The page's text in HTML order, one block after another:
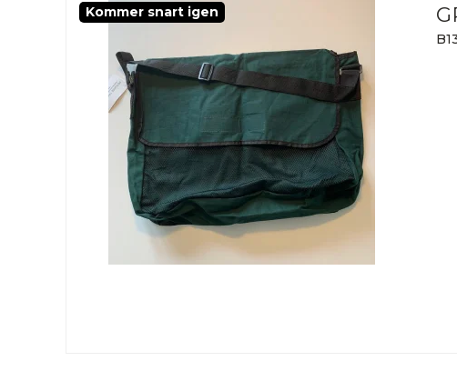
Kommer snart igen